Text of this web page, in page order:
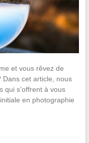
et vous rêvez de
cet article, nous
qui s’offrent à vous
en photographie